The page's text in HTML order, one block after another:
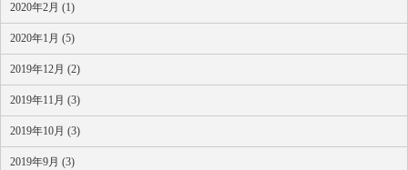
2020年2月 (1)
2020年1月 (5)
2019年12月 (2)
2019年11月 (3)
2019年10月 (3)
2019年9月 (3)